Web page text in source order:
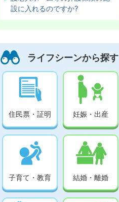
設に入れるのですか?
ライフシーンから探す
住民票・証明 妊娠・出産
子育て・教育 結婚・離婚